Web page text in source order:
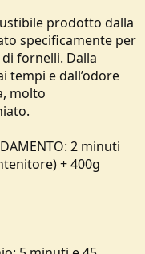
prodotto dalla
specificamente per
fornelli. Dalla
tempi e dall’odore
molto
2 minuti
+ 400g